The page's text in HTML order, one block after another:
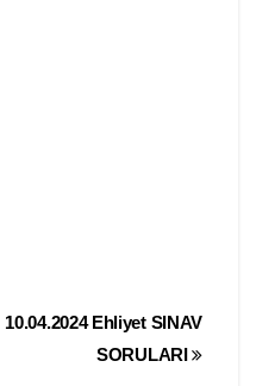
10.04.2024 Ehliyet SINAV
SORULARI